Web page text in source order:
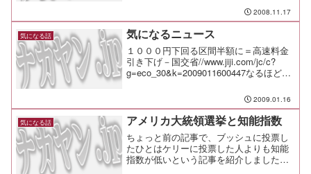
を重ねた結果なのか、なし崩し的に作ら
れつつあるものなのか。 自分なりに推
敲してみるために、と...
2008.11.17
気になる話 気になるニュース
１０００円下回る区間半額に＝高速料金
引き下げ－国交省//www.jiji.com/jc/c?
g=eco_30&k=2009011600447なるほど、
に遊びに行っちゃうだろうなぁ♪2009.01.16
気になる話 アメリカ大統領選挙と知能指数
ちょっと前の記事で、ブッシュに投票し
たひとはケリーに投票した人よりも知能
指数が低いという記事を紹介しました